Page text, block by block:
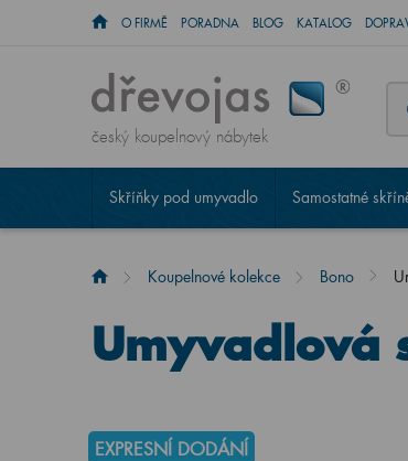
O FIRMĚ PORADNA BLOG KATALOG
český koupelnový nábytek
Skříňky pod umyvadlo Samostatné
Koupelnové kolekce Bono
Umyvadlová
EXPRESNÍ DODÁNÍ